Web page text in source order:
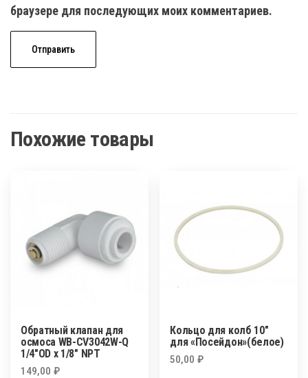
браузере для последующих моих комментариев.
Похожие товары
Обратный клапан для
осмоса WВ-CV3042W-Q
1/4″OD х 1/8″ NPT
149,00 ₽
Кольцо для колб 10″
для «Посейдон»(белое)
50,00₽